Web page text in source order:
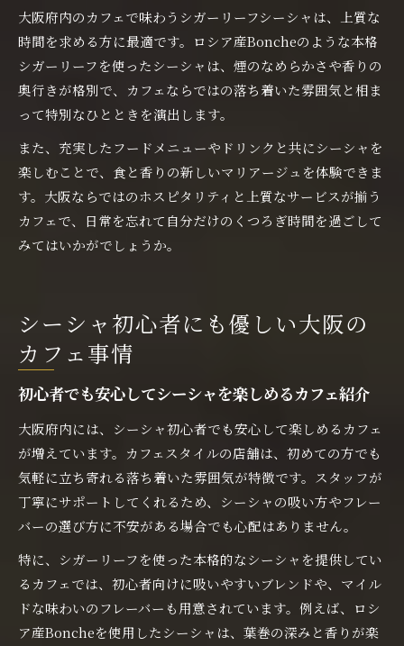
大阪府内のカフェで味わうシガーリーフシーシャは、上質な
時間を求める方に最適です。ロシア産Boncheのような本格
シガーリーフを使ったシーシャは、煙のなめらかさや香りの
奥行きが格別で、カフェならではの落ち着いた雰囲気と相ま
って特別なひとときを演出します。
また、充実したフードメニューやドリンクと共にシーシャを
楽しむことで、食と香りの新しいマリアージュを体験できま
す。大阪ならではのホスピタリティと上質なサービスが揃う
カフェで、日常を忘れて自分だけのくつろぎ時間を過ごして
みてはいかがでしょうか。
シーシャ初心者にも優しい大阪の
カフェ事情
初心者でも安心してシーシャを楽しめるカフェ紹介
大阪府内には、シーシャ初心者でも安心して楽しめるカフェ
が増えています。カフェスタイルの店舗は、初めての方でも
気軽に立ち寄れる落ち着いた雰囲気が特徴です。スタッフが
丁寧にサポートしてくれるため、シーシャの吸い方やフレー
バーの選び方に不安がある場合でも心配はありません。
特に、シガーリーフを使った本格的なシーシャを提供してい
るカフェでは、初心者向けに吸いやすいブレンドや、マイル
ドな味わいのフレーバーも用意されています。例えば、ロシ
ア産Boncheを使用したシーシャは、葉巻の深みと香りが楽